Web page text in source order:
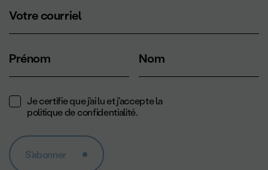
Votre courriel
Prénom Nom
Je certifie que j'ai lu et j'accepte la
politique de confidentialité.
S'abonner